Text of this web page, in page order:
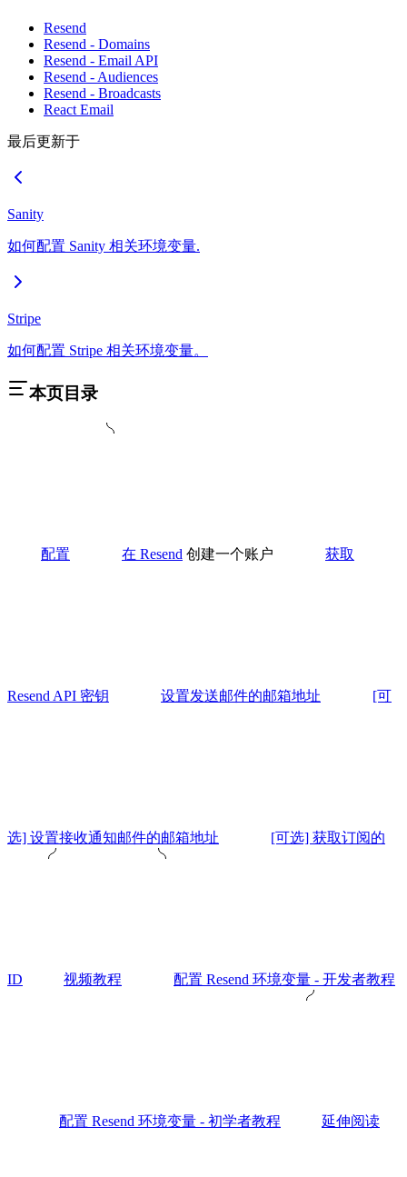
Resend
Resend - Domains
Resend - Email API
Resend - Audiences
Resend - Broadcasts
React Email
最后更新于
Sanity
如何配置 Sanity 相关环境变量.
Stripe
如何配置 Stripe 相关环境变量。
本页目录
配置 在 Resend 创建一个账户 获取
Resend API 密钥 设置发送邮件的邮箱地址 [可
选] 设置接收通知邮件的邮箱地址 [可选] 获取订阅的
ID 视频教程 配置 Resend 环境变量 - 开发者教程
配置 Resend 环境变量 - 初学者教程 延伸阅读